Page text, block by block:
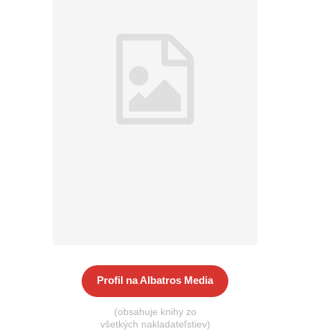
Všetky kategórie
Profil na Albatros Media
(obsahuje knihy zo
všetkých nakladateľstiev)